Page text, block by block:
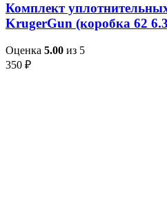
Комплект
KrugerGun (коробка 62
Оценка 5.00 из 5
350 ₽